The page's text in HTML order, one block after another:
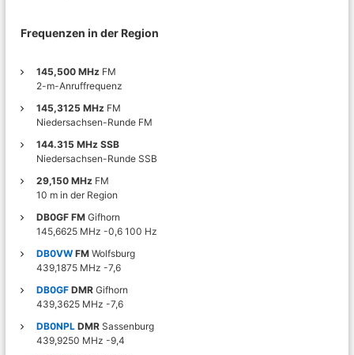
Frequenzen in der Region
145,500 MHz FM
2-m-Anruffrequenz
145,3125 MHz FM
Niedersachsen-Runde FM
144.315 MHz SSB
Niedersachsen-Runde SSB
29,150 MHz FM
10 m in der Region
DB0GF FM Gifhorn
145,6625 MHz -0,6 100 Hz
DB0VW FM Wolfsburg
439,1875 MHz -7,6
DB0GF DMR Gifhorn
439,3625 MHz -7,6
DB0NPL DMR Sassenburg
439,9250 MHz -9,4